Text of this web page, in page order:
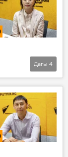
Дагы 4